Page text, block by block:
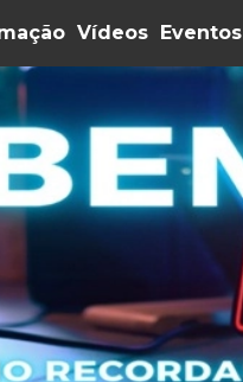
Vídeos Eventos